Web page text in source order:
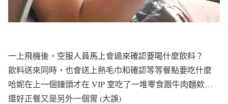
一上飛機後，空服人員馬上會過來確認要喝什麼飲料？
飲料送來同時，也會送上熱毛巾和確認等等餐點要吃什麼
哈妮在上一個鐘頭才在 VIP 室吃了一堆零食跟牛肉麵欸…
還好正餐又是另外一個胃 (大誤)